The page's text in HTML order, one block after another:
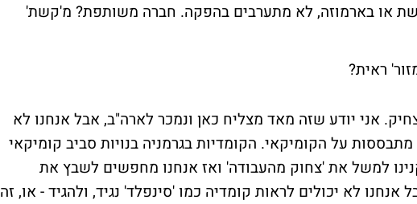
או בארמוזה, לא מתערבים בהפקה. חברה משותפת? מ'קשת'
ראית?
אני יודע שזה מאד מצליח כאן ונמכר לארה"ב, אבל אנחנו לא
על הקומיקאי. הקומדיות בגרמניה בנויות סביב קומיקאי
למשל את 'צחוק מהעבודה' ואז אנחנו מחפשים לשבץ את
לא יכולים לראות קומדיה כמו 'סינפלד' נגיד, ולהגיד - או, זה